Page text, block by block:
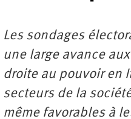
Les sondages
une large avance
droite au pouvoir en
secteurs de la
même favorables à